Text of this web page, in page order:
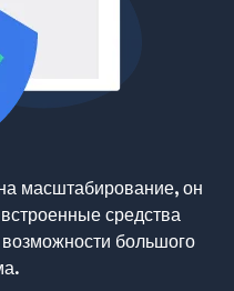
масштабирование, он
средства
большого